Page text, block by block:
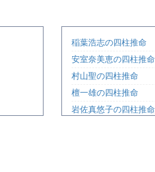
稲葉浩志の四柱推命
安室奈美恵の四柱推命
村山聖の四柱推命
檀一雄の四柱推命
岩佐真悠子の四柱推命